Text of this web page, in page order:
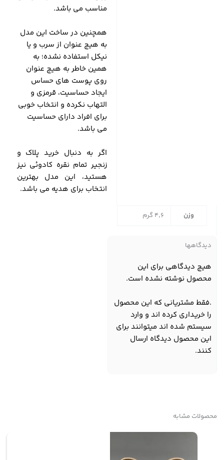
مناسب می باشد.
همچنین در ساخت این مدل
به هیچ عنوان از سرب و یا
نیکل استفاده نشده؛ به
همین خاطر به هیچ عنوان
روی پوست های حساس
ایجاد حساسیت، قرمزی و
التهاب نکرده و انتخاب خوبی
برای افراد دارای حساسیت
می باشد.
اگر به دنبال خرید پلاک و
زنجیر تمام نقره کادوئی نیز
هستید، این مدل بهترین
انتخاب برای هدیه می باشد.
وزن 4,6 گرم
دیدگاهها
هیچ دیدگاهی برای این
محصول نوشته نشده است.
.فقط مشتریانی که این محصول
را خریداری کرده اند و وارد
سیستم شده اند میتوانند برای
این محصول دیدگاه ارسال
کنند.
محصولات مشابه